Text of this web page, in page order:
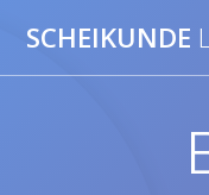
SCHEIKUNDE